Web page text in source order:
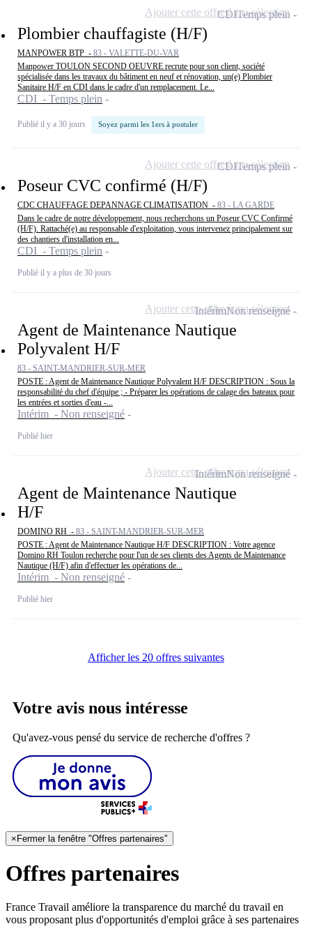
Plombier chauffagiste (H/F)
MANPOWER BTP - 83 - VALETTE-DU-VAR
Manpower TOULON SECOND OEUVRE recrute pour son client, société
spécialisée dans les travaux du bâtiment en neuf et rénovation, un(e) Plombier
Sanitaire H/F en CDI dans le cadre d'un remplacement. Le...
CDI - Temps plein
Publié il y a 30 jours Soyez parmi les 1ers à postuler
CDITemps plein
Ajouter cette offre à ma sélection
Poseur CVC confirmé (H/F)
CDC CHAUFFAGE DEPANNAGE CLIMATISATION - 83 - LA GARDE
Dans le cadre de notre développement, nous recherchons un Poseur CVC Confirmé
(H/F). Rattaché(e) au responsable d'exploitation, vous intervenez principalement sur
des chantiers d'installation en...
CDI - Temps plein
Publié il y a plus de 30 jours
CDITemps plein
Ajouter cette offre à ma sélection
Agent de Maintenance Nautique
Polyvalent H/F
83 - SAINT-MANDRIER-SUR-MER
POSTE : Agent de Maintenance Nautique Polyvalent H/F DESCRIPTION : Sous la
responsabilité du chef d'équipe ; - Préparer les opérations de calage des bateaux pour
les entrées et sorties d'eau -...
Intérim - Non renseigné
Publié hier
IntérimNon renseigné
Ajouter cette offre à ma sélection
Agent de Maintenance Nautique
H/F
DOMINO RH - 83 - SAINT-MANDRIER-SUR-MER
POSTE : Agent de Maintenance Nautique H/F DESCRIPTION : Votre agence
Domino RH Toulon recherche pour l'un de ses clients des Agents de Maintenance
Nautique (H/F) afin d'effectuer les opérations de...
Intérim - Non renseigné
Publié hier
IntérimNon renseigné
Ajouter cette offre à ma sélection
Afficher les 20 offres suivantes
Votre avis nous intéresse
Qu'avez-vous pensé du service de recherche d'offres ?
×Fermer la fenêtre "Offres partenaires"
Offres partenaires
France Travail améliore la transparence du marché du travail en
vous proposant plus d'opportunités d'emploi grâce à ses partenaires